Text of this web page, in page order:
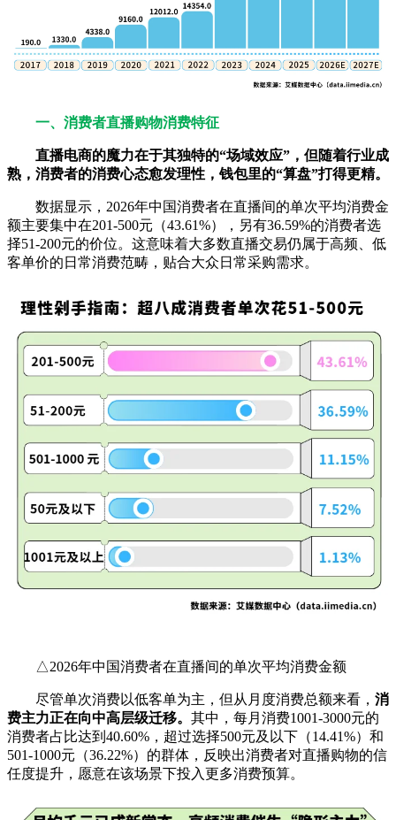
一、消费者直播购物消费特征
直播电商的魔力在于其独特的“场域效应”，但随着行业成
熟，消费者的消费心态愈发理性，钱包里的“算盘”打得更精。
数据显示，2026年中国消费者在直播间的单次平均消费金
额主要集中在201-500元（43.61%），另有36.59%的消费者选
择51-200元的价位。这意味着大多数直播交易仍属于高频、低
客单价的日常消费范畴，贴合大众日常采购需求。
△2026年中国消费者在直播间的单次平均消费金额
尽管单次消费以低客单为主，但从月度消费总额来看， 消
费主力正在向中高层级迁移。 其中，每月消费1001-3000元的
消费者占比达到40.60%，超过选择500元及以下（14.41%）和
501-1000元（36.22%）的群体，反映出消费者对直播购物的信
任度提升，愿意在该场景下投入更多消费预算。